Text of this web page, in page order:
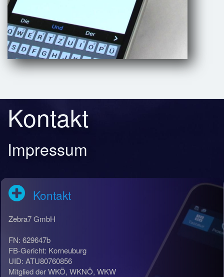
Kontakt
Impressum
Kontakt
Zebra7 GmbH
FN: 629647b
FB-Gericht: Korneuburg
UID: ATU80760856
Mitglied der WKÖ, WKNÖ, WKW